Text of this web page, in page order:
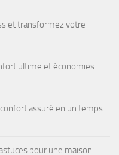
et transformez votre
ultime et économies
assuré en un temps
pour une maison